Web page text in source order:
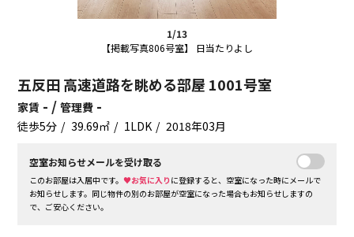
1/13
【掲載写真806号室】 日当たりよし
五反田 高速道路を眺める部屋 1001号室
家賃 - /管理費 -
徒歩5分 39.69㎡ 1LDK 2018年03月
空室お知らせメールを受け取る
このお部屋は入居中です。♥お気に入り に登録すると、空室になった時にメールで
お知らせします。同じ物件の別のお部屋が空室になった場合もお知らせしますの
で、ご安心ください。